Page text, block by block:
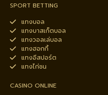
SPORT BETTING
แทงบอล
แทงบาสเก็ตบอล
แทงวอลเล่บอล
แทงฮอกกี้
แทงอีสปอร์ต
แทงไก่ชน
CASINO ONLINE